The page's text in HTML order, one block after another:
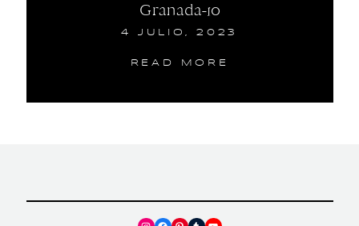
Granada-10
4 JULIO, 2023
READ MORE